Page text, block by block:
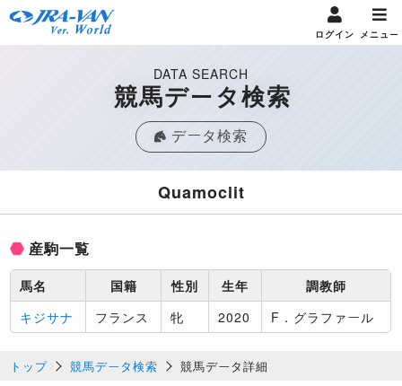
ログイン メニュー
DATA SEARCH
競馬データ検索
データ検索
Quamoclit
産駒一覧
馬名 国籍 性別 生年
調教師
キジサナ
フランス 牝 2020 F．グラファール
トップ 競馬データ検索 競馬データ詳細